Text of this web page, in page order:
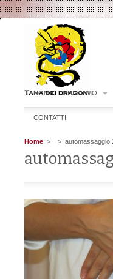
HOME CHI SIAMO
CONTATTI
Home > > automassaggio